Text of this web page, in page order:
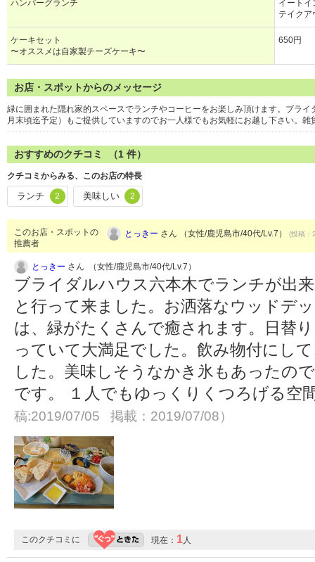
ハンバーグランチ
イート
テイク
ケーキセット
〜オススメは自家製チーズケーキ〜
650円
お店・スポットからのメッセージ
緑に囲まれた隠れ家的スペースでランチやコーヒーをお楽しみ頂けます。ブラ
月末頃迄予定）もご提供していますのでお一人様でもお気軽にお越し下さい。
おすすめのクチコミ （1 件）
クチコミからみる、このお店の特長
ランチ 2 美味しい 2
このお店・スポットの
推薦者
とっきー さん （女性/鹿児島市/40代/Lv.7） (投稿
とっきー さん （女性/鹿児島市/40代/Lv.7）
ブライダルハウス六本木でランチが出
と行って来ました。お洒落なウッドデ
は、緑がたくさんで癒されます。日替
っていて大満足でした。飲み物付にし
した。美味しそうなかき氷もあったの
です。 １人でもゆっくりくつろげる空
稿:2019/07/05 掲載：2019/07/08）
このクチコミに 現在： 1 人